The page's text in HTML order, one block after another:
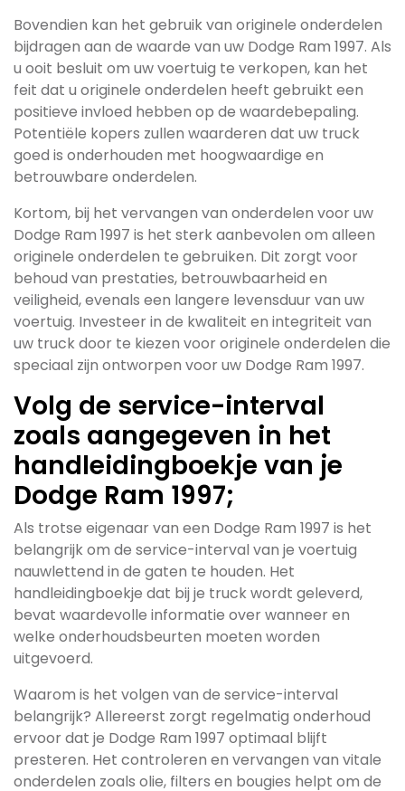
Bovendien kan het gebruik van originele onderdelen
bijdragen aan de waarde van uw Dodge Ram 1997. Als
u ooit besluit om uw voertuig te verkopen, kan het
feit dat u originele onderdelen heeft gebruikt een
positieve invloed hebben op de waardebepaling.
Potentiële kopers zullen waarderen dat uw truck
goed is onderhouden met hoogwaardige en
betrouwbare onderdelen.
Kortom, bij het vervangen van onderdelen voor uw
Dodge Ram 1997 is het sterk aanbevolen om alleen
originele onderdelen te gebruiken. Dit zorgt voor
behoud van prestaties, betrouwbaarheid en
veiligheid, evenals een langere levensduur van uw
voertuig. Investeer in de kwaliteit en integriteit van
uw truck door te kiezen voor originele onderdelen die
speciaal zijn ontworpen voor uw Dodge Ram 1997.
Volg de service-interval
zoals aangegeven in het
handleidingboekje van je
Dodge Ram 1997;
Als trotse eigenaar van een Dodge Ram 1997 is het
belangrijk om de service-interval van je voertuig
nauwlettend in de gaten te houden. Het
handleidingboekje dat bij je truck wordt geleverd,
bevat waardevolle informatie over wanneer en
welke onderhoudsbeurten moeten worden
uitgevoerd.
Waarom is het volgen van de service-interval
belangrijk? Allereerst zorgt regelmatig onderhoud
ervoor dat je Dodge Ram 1997 optimaal blijft
presteren. Het controleren en vervangen van vitale
onderdelen zoals olie, filters en bougies helpt om de